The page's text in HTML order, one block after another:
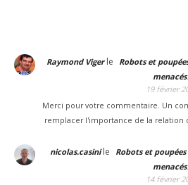
Raymond Vigerle
Robots et
19 février
Merci pour votre commentaire. Un
remplacer l'importance de la relation
nicolas.casinile
Robots et
14 février